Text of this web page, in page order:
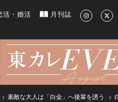
ルメ、洗練されたライフスタイル
活・婚活 月刊誌
素敵な大人は「白金」へ後輩を誘う